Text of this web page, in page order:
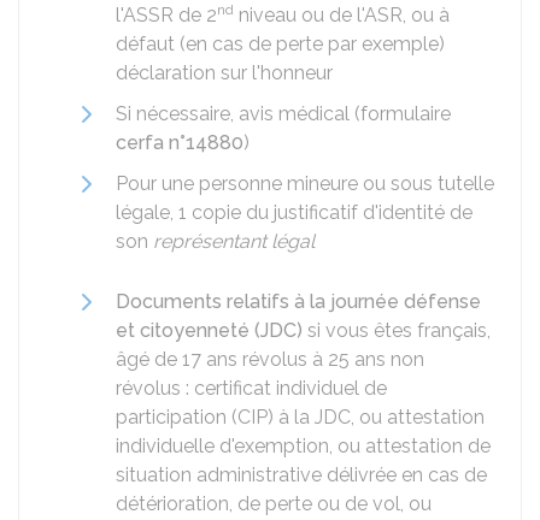
l'ASSR de 2nd niveau ou de l'ASR, ou à
défaut (en cas de perte par exemple)
déclaration sur l'honneur
Si nécessaire, avis médical (formulaire
cerfa n°14880)
Pour une personne mineure ou sous tutelle
légale, 1 copie du justificatif d'identité de
son représentant légal
Documents relatifs à la journée défense
et citoyenneté (JDC) si vous êtes français,
âgé de 17 ans révolus à 25 ans non
révolus : certificat individuel de
participation (CIP) à la JDC, ou attestation
individuelle d'exemption, ou attestation de
situation administrative délivrée en cas de
détérioration, de perte ou de vol, ou